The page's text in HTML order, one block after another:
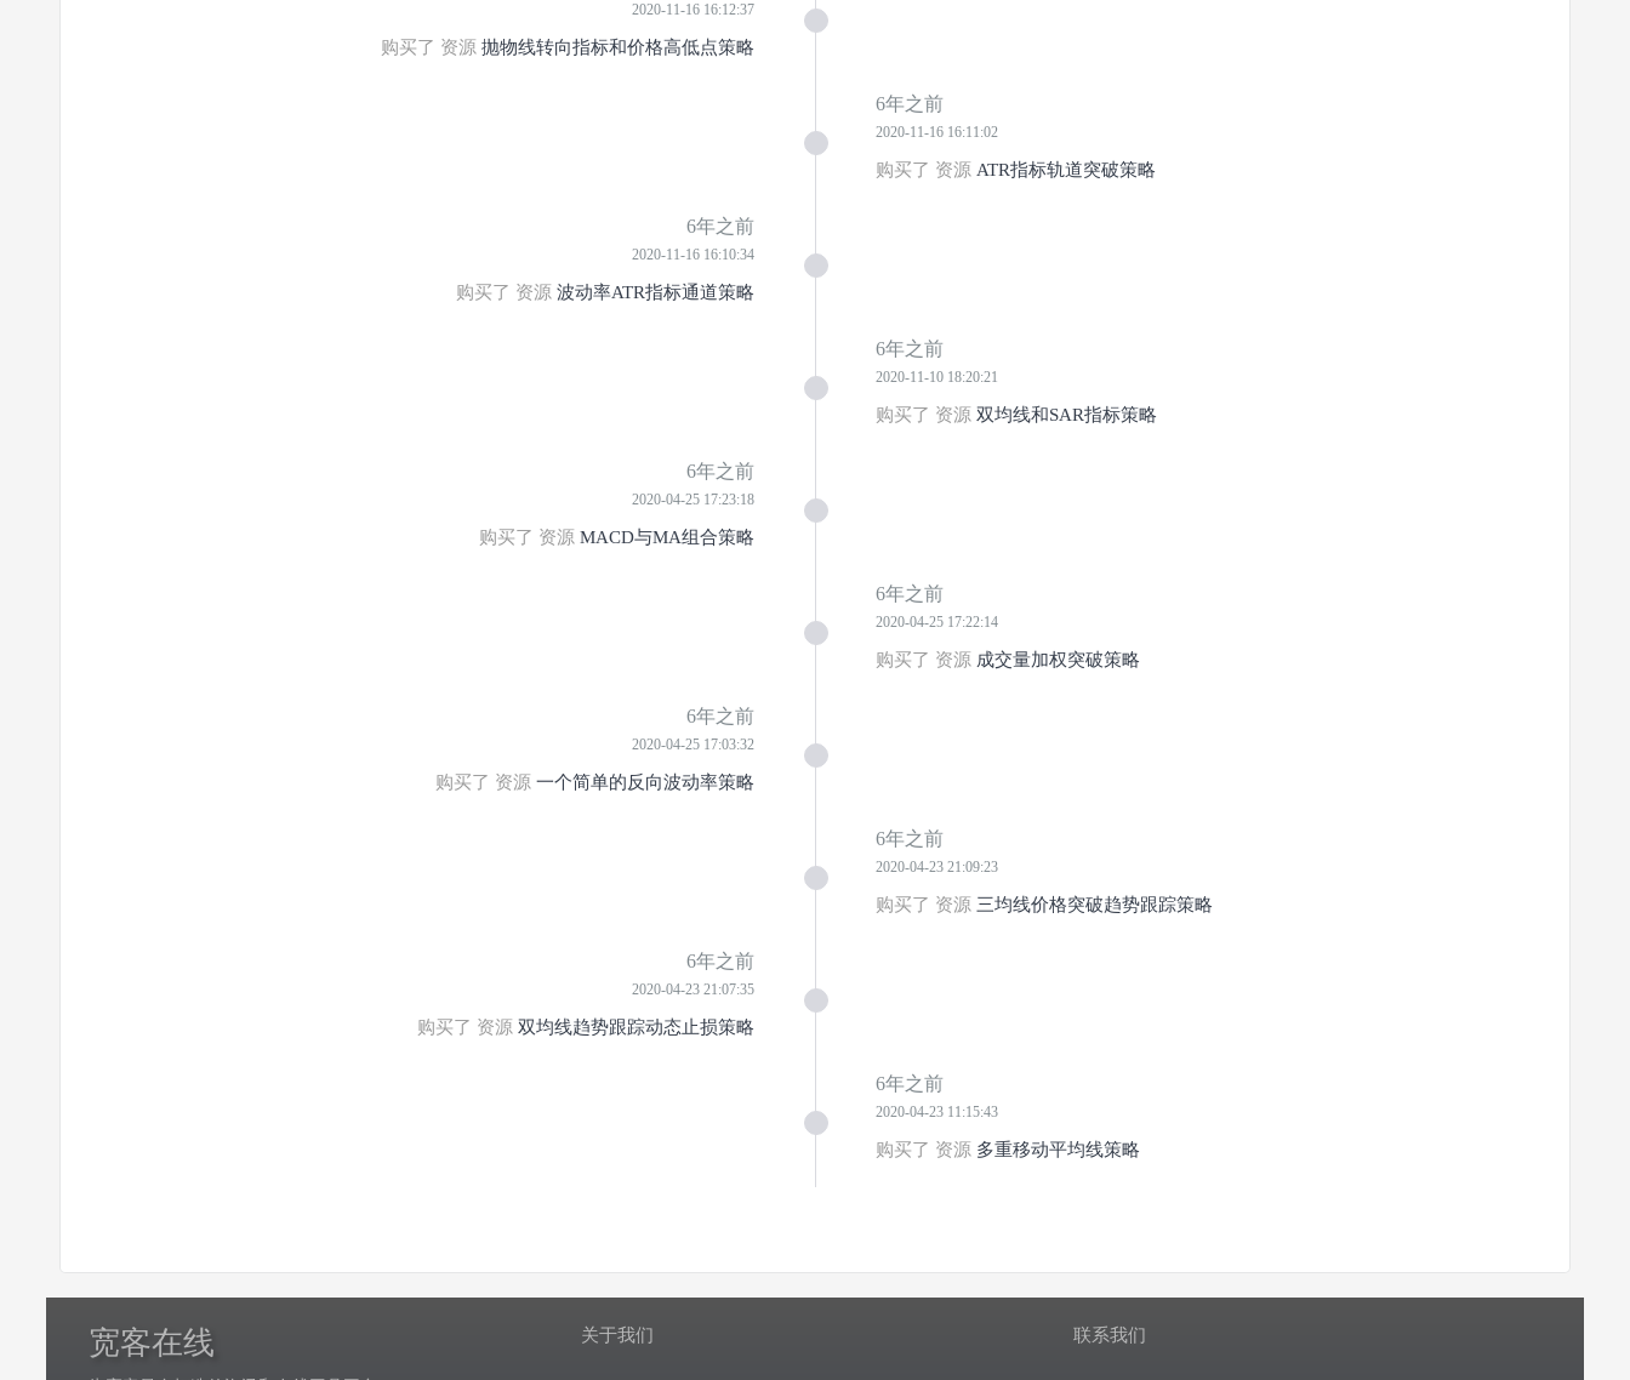
2020-11-16 16:12:37
购买了 资源 抛物线转向指标和价格高低点策略
6年之前
2020-11-16 16:11:02
购买了 资源 ATR指标轨道突破策略
6年之前
2020-11-16 16:10:34
购买了 资源 波动率ATR指标通道策略
6年之前
2020-11-10 18:20:21
购买了 资源 双均线和SAR指标策略
6年之前
2020-04-25 17:23:18
购买了 资源 MACD与MA组合策略
6年之前
2020-04-25 17:22:14
购买了 资源 成交量加权突破策略
6年之前
2020-04-25 17:03:32
购买了 资源 一个简单的反向波动率策略
6年之前
2020-04-23 21:09:23
购买了 资源 三均线价格突破趋势跟踪策略
6年之前
2020-04-23 21:07:35
购买了 资源 双均线趋势跟踪动态止损策略
6年之前
2020-04-23 11:15:43
购买了 资源 多重移动平均线策略
宽客在线 关于我们 联系我们